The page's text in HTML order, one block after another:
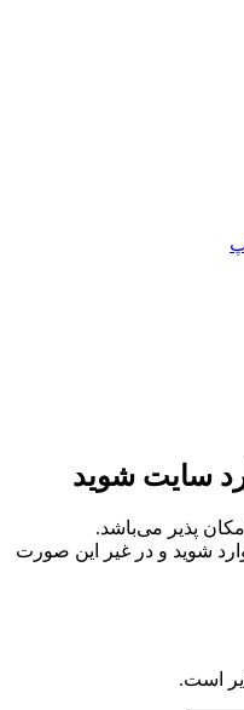
سایت شوید
پذیر می‌باشد.
شوید و در غیر این صورت
است.